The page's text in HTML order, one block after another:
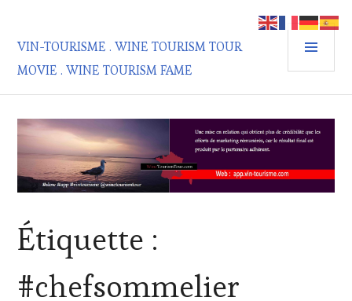
contenu
principal
VIN-TOURISME . WINE TOURISM TOUR
MOVIE . WINE TOURISM FAME
Étiquette :
#chefsommelier